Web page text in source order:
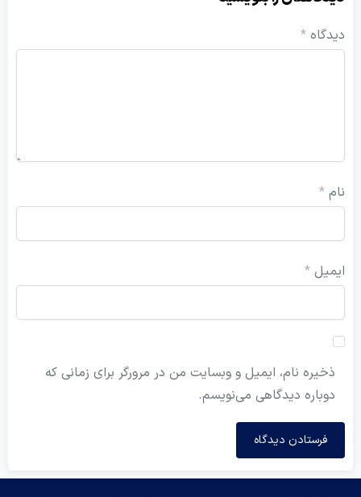
دیدگاه*
نام*
ایمیل*
ذخیره نام، ایمیل و وبسایت من در مرورگر برای زمانی که
دوباره دیدگاهی می‌نویسم.